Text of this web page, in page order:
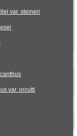
var. steineri
var. orcutti